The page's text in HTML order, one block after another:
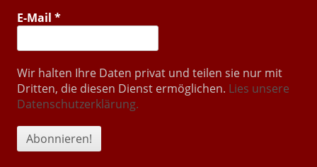
E-Mail *
Wir halten Ihre Daten privat und teilen sie nur mit
Dritten, die diesen Dienst ermöglichen. Lies unsere
Datenschutzerklärung.